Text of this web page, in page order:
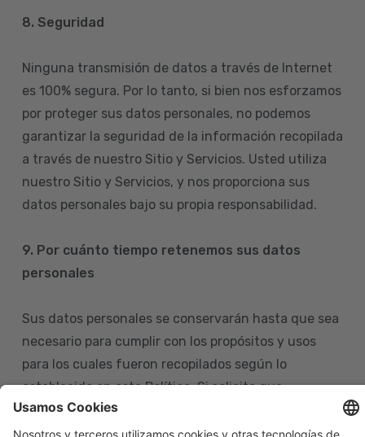
8. Seguridad
Ninguna transmisión de datos a través de Internet
es 100% segura. Por lo tanto, si bien nos esforzamos
por proteger sus datos personales, no podemos
garantizar la seguridad de la información recopilada
a través de nuestro Sitio y Servicios. Usted utiliza
nuestro Sitio y Servicios, y nos proporciona sus
datos personales bajo su propia responsabilidad.
9. Por cuánto tiempo retenemos sus datos
personales
Sus datos personales se conservarán hasta que sea
necesario para cumplir con los propósitos y usos
para los cuales fueron recopilados según lo
establecido en esta Política. Si solicita que
eliminemos sus datos personales de nuestras bases
de datos, tenga en cuenta que igualmente